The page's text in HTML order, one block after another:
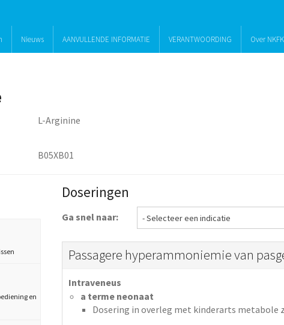
Nieuws AANVULLENDE INFORMATIE VERANTWOORDING Over NKFK
L-Arginine
B05XB01
en
Doseringen
Ga snel naar:
Passagere hyperammoniemie van
Intraveneus
a terme neonaat
Dosering in overleg met kinderarts metabole